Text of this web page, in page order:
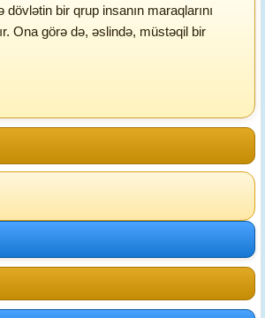
bir qrup insanın maraqlarını
Ona görə də, əslində, müstəqil bir